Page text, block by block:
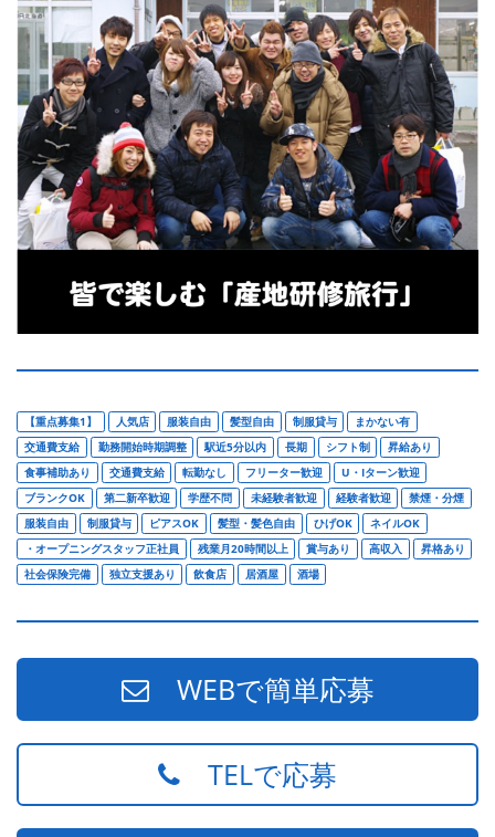
【重点募集1】 人気店 服装自由 髪型自由 制服貸与
まかない有
交通費支給
勤務開始時期調整 駅近5分以内 長期 シフト制
昇給あり
食事補助あり
交通費支給 転勤なし フリーター歓迎
U・Iターン歓迎
ブランクOK
第二新卒歓迎 学歴不問 未経験者歓迎 経験者歓迎
禁煙・分煙
服装自由
制服貸与 ピアスOK 髪型・髪色自由 ひげOK
ネイルOK
・オープニングスタッフ正社員
残業月20時間以上 賞与あり 高収入
昇格あり
社会保険完備
独立支援あり 飲食店 居酒屋 酒場
WEBで簡単応募
TELで応募